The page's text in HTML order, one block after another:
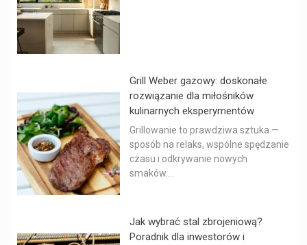
Grill Weber gazowy: doskonałe
rozwiązanie dla miłośników
kulinarnych eksperymentów
Grillowanie to prawdziwa sztuka —
sposób na relaks, wspólne spędzanie
czasu i odkrywanie nowych
smaków....
Jak wybrać stal zbrojeniową?
Poradnik dla inwestorów i